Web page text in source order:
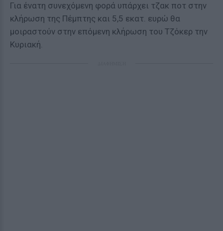
Για ένατη συνεχόμενη φορά υπάρχει τζακ ποτ στην
κλήρωση της Πέμπτης και 5,5 εκατ. ευρώ θα
μοιραστούν στην επόμενη κλήρωση του Τζόκερ την
Κυριακή.